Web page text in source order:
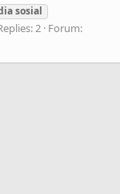
sosial
2 Forum: